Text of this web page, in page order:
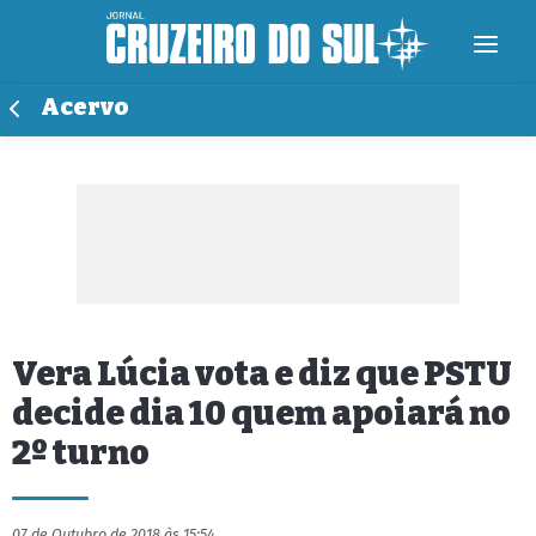
Acervo
Vera Lúcia vota e diz que PSTU
decide dia 10 quem apoiará no
2º turno